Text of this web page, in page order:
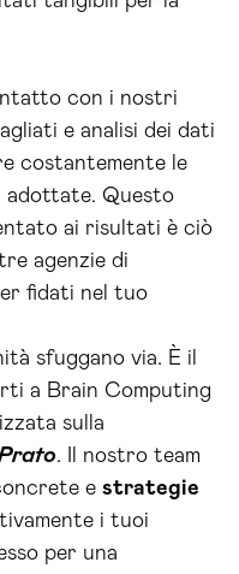
con i nostri
e analisi dei dati
costantemente le
adottate. Questo
ai risultati è ciò
agenzie di
fidati nel tuo
sfuggano via. È il
a Brain Computing
sulla
. Il nostro team
e strategie
i tuoi
per una